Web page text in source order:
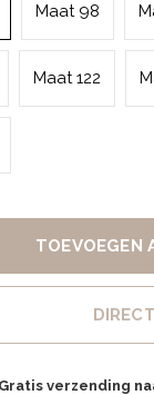
Maat 98
Maat 122
TOEVOEGEN
Gratis verzending